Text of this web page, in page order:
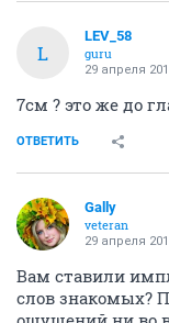
L
LEV_58
guru
29 апреля
7см ? это же до
ОТВЕТИТЬ
Gally
veteran
29 апреля
Вам ставили
слов знакомых?